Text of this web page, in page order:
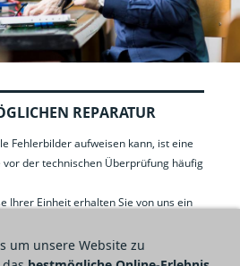
REPARATUR
Fehlerbilder aufweisen kann, ist eine
der technischen Überprüfung häufig
Ihrer Einheit erhalten Sie von uns ein
danach entscheiden Sie, ob die
soll.
um unsere Website zu